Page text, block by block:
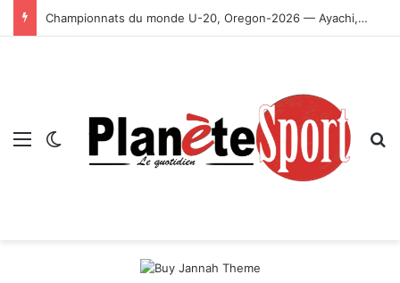
Championnats du monde U-20, Oregon-2026 — Ayachi, Dissa, Touahria et Ghezali en finale
Menu Switch skin